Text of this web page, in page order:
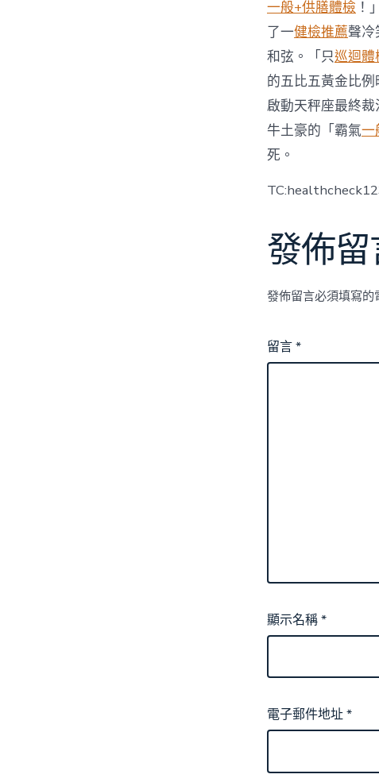
一般+供膳體檢 ！
了一健檢推薦聲冷
和弦。「只巡迴體
的五比五黃金比例
啟動天秤座最終
牛土豪的「霸氣一
死。
發佈留
發佈留言必須填寫的
留言*
顯示名稱*
電子郵件地址*